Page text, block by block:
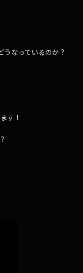
うなっているのか？
す！